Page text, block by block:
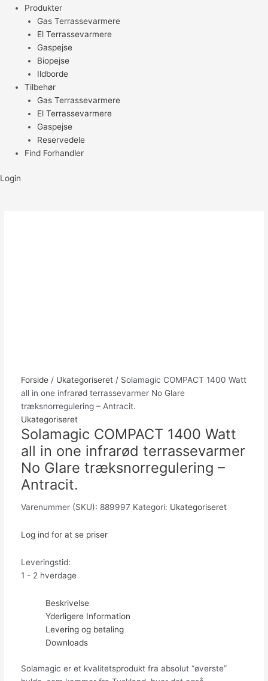
Produkter
Gas Terrassevarmere
El Terrassevarmere
Gaspejse
Biopejse
Ildborde
Tilbehør
Gas Terrassevarmere
El Terrassevarmere
Gaspejse
Reservedele
Find Forhandler
Login
Forside/ Ukategoriseret/ Solamagic COMPACT 1400 Watt
all in one infrarød terrassevarmer No Glare
træksnorregulering – Antracit.
Ukategoriseret
Solamagic COMPACT 1400 Watt
all in one infrarød terrassevarmer
No Glare træksnorregulering –
Antracit.
Varenummer (SKU): 889997 Kategori: Ukategoriseret
Log ind for at se priser
Leveringstid:
1 - 2 hverdage
Beskrivelse
Yderligere Information
Levering og betaling
Downloads
Solamagic er et kvalitetsprodukt fra absolut “øverste”